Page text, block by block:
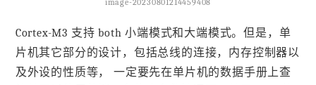
Cortex-M3 支持 both 小端模式和大端模式。但是，单
片机其它部分的设计，包括总线的连接，内存控制器以
及外设的性质等， 一定要先在单片机的数据手册上查